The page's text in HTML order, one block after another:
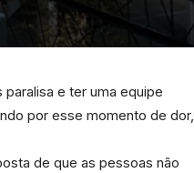
e ter uma equipe
por esse momento de dor,
de que as pessoas não